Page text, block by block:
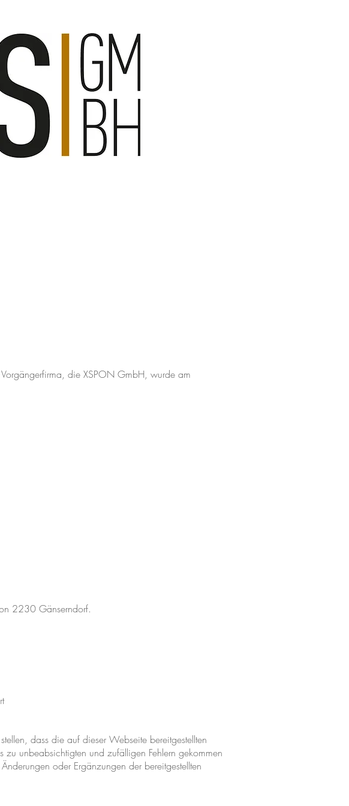
die XSPON GmbH, wurde am
2230 Gänserndorf.
dass die auf dieser Webseite bereitgestellten
unbeabsichtigten und zufälligen Fehlern gekommen
oder Ergänzungen der bereitgestellten